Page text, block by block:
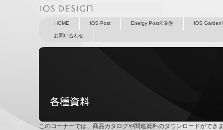
HOME IOS Post Energy Post※廃盤 IOS
お問い合わせ
このコーナーでは、商品カタログや関連資料のダウンロードができ